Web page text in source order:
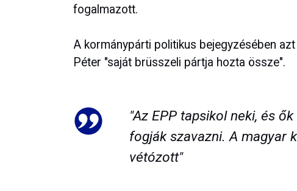
fogalmazott.
A kormánypárti politikus bejegyzésében
Péter "saját brüsszeli pártja hozta össze".
"Az EPP tapsikol neki, és
fogják szavazni. A magyar
vétózott"